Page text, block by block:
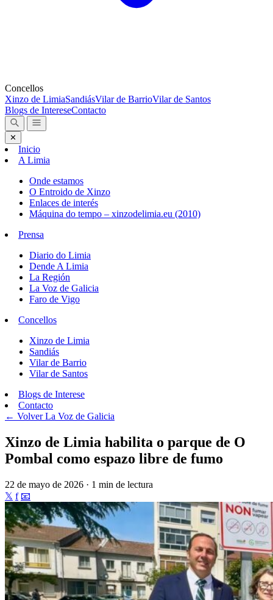
Concellos
Xinzo de LimiaSandiásVilar de BarrioVilar de Santos
Blogs de IntereseContacto
✕
Inicio
A Limia
Onde estamos
O Entroido de Xinzo
Enlaces de interés
Máquina do tempo – xinzodelimia.eu (2010)
Prensa
Diario do Limia
Dende A Limia
La Región
La Voz de Galicia
Faro de Vigo
Concellos
Xinzo de Limia
Sandiás
Vilar de Barrio
Vilar de Santos
Blogs de Interese
Contacto
← VolverLa Voz de Galicia
Xinzo de Limia habilita o parque de O
Pombal como espazo libre de fumo
22 de mayo de 2026 · 1 min de lectura
𝕏 f 📧